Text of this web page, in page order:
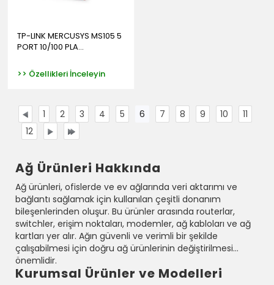
TP-LINK MERCUSYS MS105 5
PORT 10/100 PLA...
>> Özellikleri İnceleyin
1 2 3 4 5 6 7 8 9 10
11
12
Ağ Ürünleri Hakkında
Ağ ürünleri, ofislerde ve ev ağlarında veri aktarımı ve
bağlantı sağlamak için kullanılan çeşitli donanım
bileşenlerinden oluşur. Bu ürünler arasında routerlar,
switchler, erişim noktaları, modemler, ağ kabloları ve ağ
kartları yer alır. Ağın güvenli ve verimli bir şekilde
çalışabilmesi için doğru ağ ürünlerinin değiştirilmesi
önemlidir.
Kurumsal Ürünler ve Modelleri